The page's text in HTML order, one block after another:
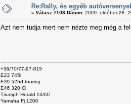
Re:Rally, és egyéb
« Válasz #103 Dátum: 2009. október 28.
Azt nem tudja mert nem nézte meg még a
+36/70/77-97-815
E23 745i
E39 525d touring
E46 320 Ci
Triumph Herald 13/60
Yamaha Fj 1200